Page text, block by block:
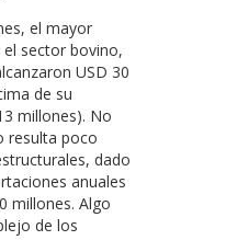
el mayor
sector bovino,
USD 30
de su
millones). No
resulta poco
dado
anuales
millones. Algo
de los